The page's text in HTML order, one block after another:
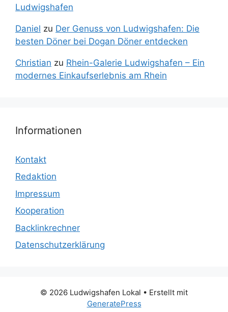
Ludwigshafen
Daniel zu Der Genuss von Ludwigshafen: Die
besten Döner bei Dogan Döner entdecken
Christian zu Rhein-Galerie Ludwigshafen – Ein
modernes Einkaufserlebnis am Rhein
Informationen
Kontakt
Redaktion
Impressum
Kooperation
Backlinkrechner
Datenschutzerklärung
© 2026 Ludwigshafen Lokal • Erstellt mit
GeneratePress